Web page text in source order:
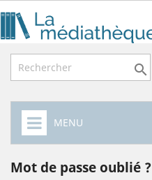

MENU
Mot de passe oublié ?